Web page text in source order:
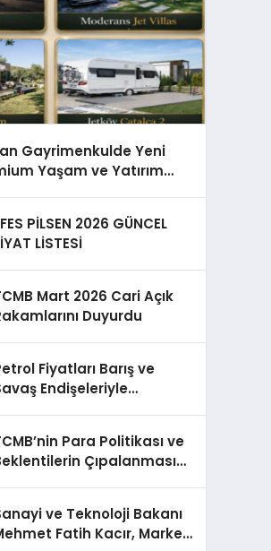
Gayrimenkulde Yeni
Yaşam ve Yatırım
PİLSEN 2026 GÜNCEL
LİSTESİ
Mart 2026 Cari Açık
Duyurdu
Fiyatları Barış ve
Endişeleriyle
Para Politikası ve
Çıpalanması
ve Teknoloji Bakanı
Fatih Kacır, Market